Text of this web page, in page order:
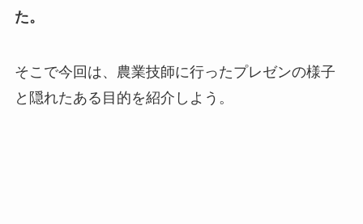
た。
そこで今回は、農業技師に行ったプレゼンの様子
と隠れたある目的を紹介しよう。